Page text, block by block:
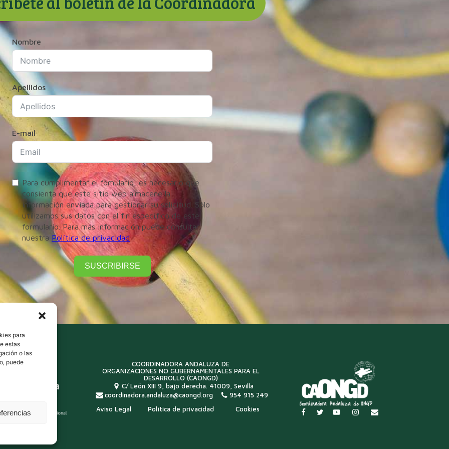
para
estas
o las
puede
Nombre
Apellidos
E-mail
Para cumplimentar el fomulario, es necesario que
consienta que este sitio web almacene la
información enviada para gestionar su solicitud. Sólo
utilizamos sus datos con el fin específico de este
formulario. Para más información puede consultar
nuestra Política de privacidad
SUSCRIBIRSE
COORDINADORA ANDALUZA DE
ORGANIZACIONES NO GUBERNAMENTALES PARA EL
DESARROLLO (CAONGD)
C/ León XIII 9, bajo derecha. 41009, Sevilla
coordinadora.andaluza@caongd.org
954 915 249
Aviso Legal
Política de privacidad Cookies